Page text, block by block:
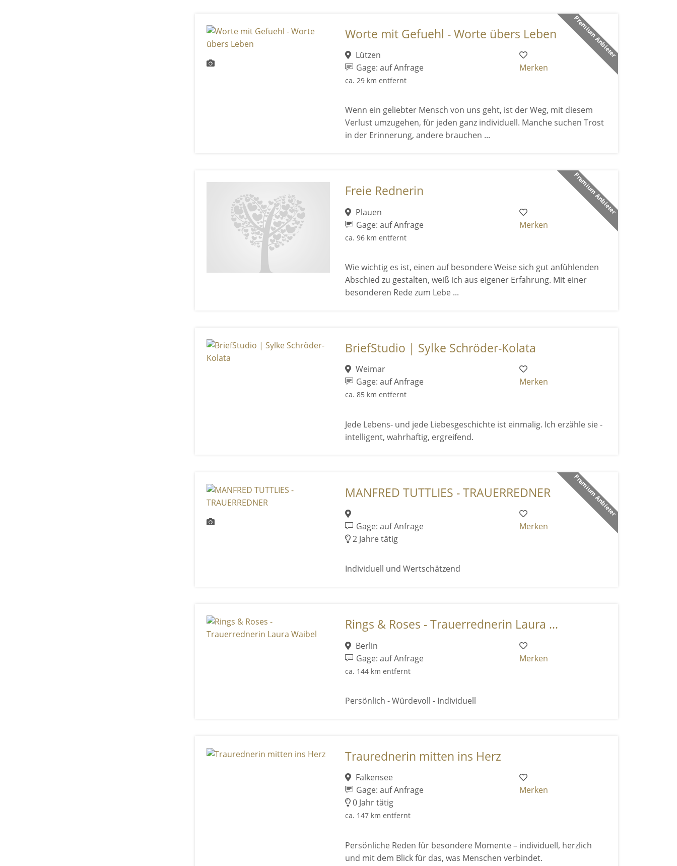
Premium Anbieter
Worte mit Gefuehl - Worte übers Leben
Lützen
Gage: auf Anfrage
ca. 29 km entfernt
Merken
Wenn ein geliebter Mensch von uns geht, ist der Weg, mit diesem
Verlust umzugehen, für jeden ganz individuell. Manche suchen Trost
in der Erinnerung, andere brauchen ...
Premium Anbieter
Freie Rednerin
Plauen
Gage: auf Anfrage
ca. 96 km entfernt
Merken
Wie wichtig es ist, einen auf besondere Weise sich gut anfühlenden
Abschied zu gestalten, weiß ich aus eigener Erfahrung. Mit einer
besonderen Rede zum Lebe ...
BriefStudio | Sylke Schröder-Kolata
Weimar
Gage: auf Anfrage
ca. 85 km entfernt
Merken
Jede Lebens- und jede Liebesgeschichte ist einmalig. Ich erzähle sie -
intelligent, wahrhaftig, ergreifend.
Premium Anbieter
MANFRED TUTTLIES - TRAUERREDNER
Gage: auf Anfrage
2 Jahre tätig
Merken
Individuell und Wertschätzend
Rings & Roses - Trauerrednerin Laura ...
Berlin
Gage: auf Anfrage
ca. 144 km entfernt
Merken
Persönlich - Würdevoll - Individuell
Traurednerin mitten ins Herz
Falkensee
Gage: auf Anfrage
0 Jahr tätig
ca. 147 km entfernt
Merken
Persönliche Reden für besondere Momente – individuell, herzlich
und mit dem Blick für das, was Menschen verbindet.